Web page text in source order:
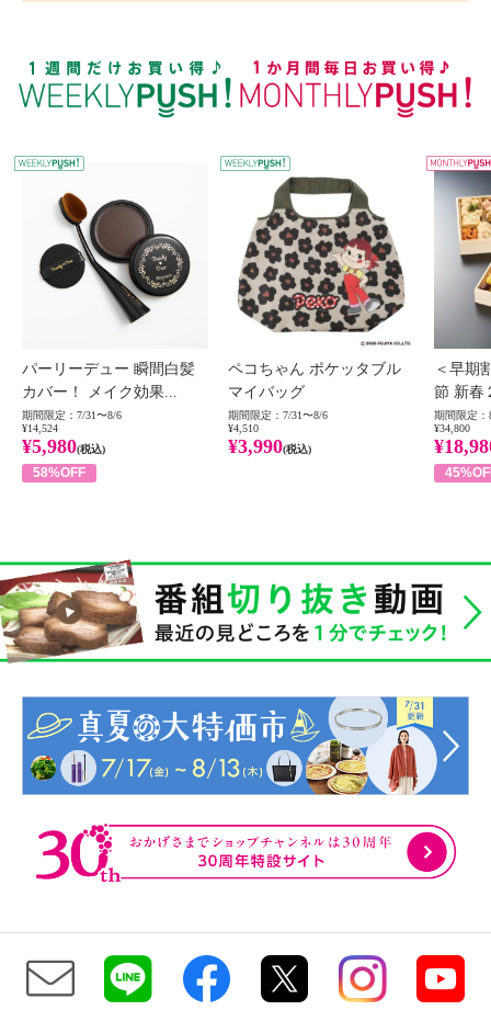
WEEKLY PUSH
パーリーデュー 瞬間白髪
カバー！ メイク効果...
期間限定：7/31〜8/6
¥14,524
¥5,980(税込)
58%OFF
ペコちゃん ポケッタブル
マイバッグ
期間限定：7/31〜8/6
¥4,510
¥3,990(税込)
＜早期
節 新春
期間限定：
¥34,800